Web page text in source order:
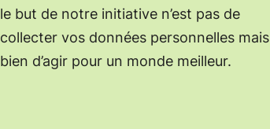
le but de notre initiative n’est pas de
collecter vos données personnelles mais
bien d’agir pour un monde meilleur.